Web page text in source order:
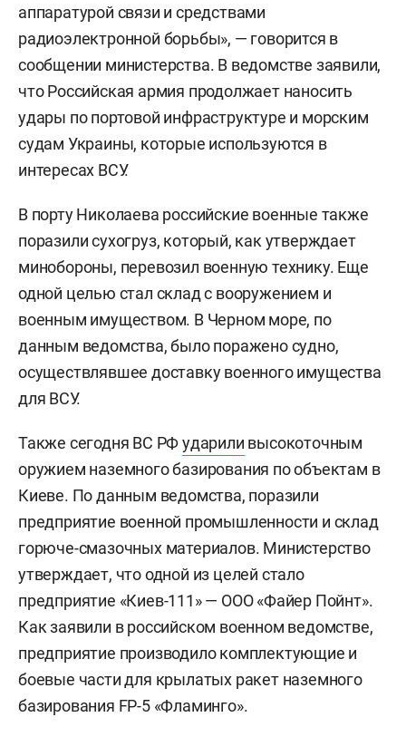
аппаратурой связи и средствами
радиоэлектронной борьбы», — говорится в
сообщении министерства. В ведомстве заявили,
что Российская армия продолжает наносить
удары по портовой инфраструктуре и морским
судам Украины, которые используются в
интересах ВСУ.
В порту Николаева российские военные также
поразили сухогруз, который, как утверждает
минобороны, перевозил военную технику. Еще
одной целью стал склад с вооружением и
военным имуществом. В Черном море, по
данным ведомства, было поражено судно,
осуществлявшее доставку военного имущества
для ВСУ.
Также сегодня ВС РФударили высокоточным
оружием наземного базирования по объектам в
Киеве. По данным ведомства, поразили
предприятие военной промышленности и склад
горюче-смазочных материалов. Министерство
утверждает, что одной из целей стало
предприятие «Киев-111» — ООО «Файер Пойнт».
Как заявили в российском военном ведомстве,
предприятие производило комплектующие и
боевые части для крылатых ракет наземного
базирования FP-5 «Фламинго».